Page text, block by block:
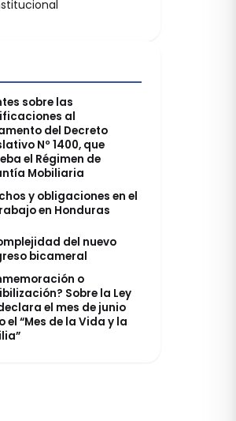
sobre las
al
del Decreto
Nº 1400, que
el Régimen de
Mobiliaria
y obligaciones en el
en Honduras
del nuevo
bicameral
o
Sobre la Ley
el mes de junio
el “Mes de la Vida y la